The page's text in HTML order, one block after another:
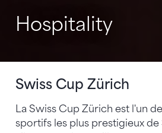
Hospitality
Swiss Cup Zürich
La Swiss Cup Zürich est l'un
sportifs les plus prestigieux de